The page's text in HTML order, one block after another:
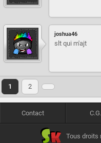
joshua46
slt qui m'ajt
1 2
Contact
Tous droits